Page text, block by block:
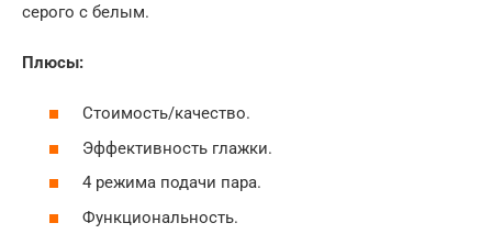
серого с белым.
Плюсы:
Стоимость/качество.
Эффективность глажки.
4 режима подачи пара.
Функциональность.